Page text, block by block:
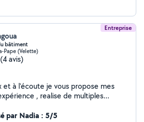
Entreprise
bâtiment
Pape (Velette)
(4 avis)
et à l'écoute je vous propose mes
, realise de multiples
rge
par Nadia : 5/5